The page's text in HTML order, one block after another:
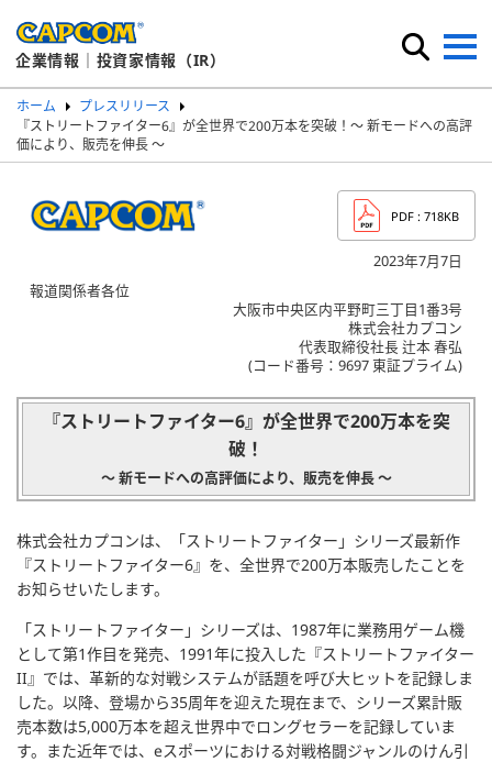
企業情報｜投資家情報（IR）
ホーム
プレスリリース
『ストリートファイター6』が全世界で200万本を突破！～ 新モードへの高評
価により、販売を伸長 ～
PDF : 718KB
2023年7月7日
報道関係者各位
大阪市中央区内平野町三丁目1番3号
株式会社カプコン
代表取締役社長 辻本 春弘
(コード番号：9697 東証プライム)
『ストリートファイター6』が全世界で200万本を突
破！
～ 新モードへの高評価により、販売を伸長 ～
株式会社カプコンは、「ストリートファイター」シリーズ最新作
『ストリートファイター6』を、全世界で200万本販売したことを
お知らせいたします。
「ストリートファイター」シリーズは、1987年に業務用ゲーム機
として第1作目を発売、1991年に投入した『ストリートファイター
II』では、革新的な対戦システムが話題を呼び大ヒットを記録しま
した。以降、登場から35周年を迎えた現在まで、シリーズ累計販
売本数は5,000万本を超え世界中でロングセラーを記録していま
す。また近年では、eスポーツにおける対戦格闘ジャンルのけん引